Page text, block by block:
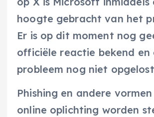
hoogte gebracht van het
Er is op dit moment nog
officiële reactie bekend en
probleem nog niet
Phishing en andere
online oplichting worden